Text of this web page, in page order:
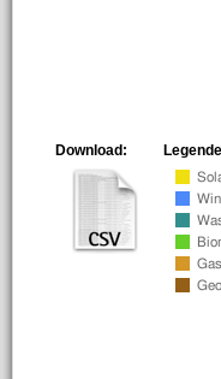
Download: